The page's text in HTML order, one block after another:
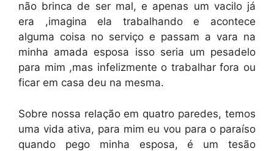
não brinca de ser mal, e apenas um vacilo já
era ,imagina ela trabalhando e acontece
alguma coisa no serviço e passam a vara na
minha amada esposa isso seria um pesadelo
para mim ,mas infelizmente o trabalhar fora ou
ficar em casa deu na mesma.
Sobre nossa relação em quatro paredes, temos
uma vida ativa, para mim eu vou para o paraíso
quando pego minha esposa, é um tesão